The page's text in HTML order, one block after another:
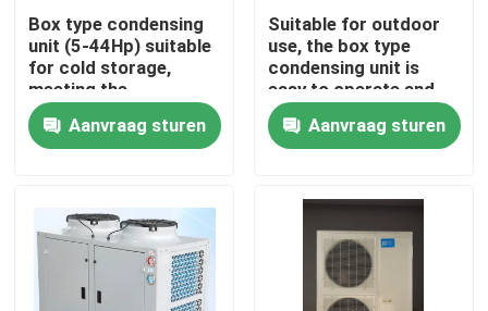
Thuis
Producten
Over Ons
Box type condensing
unit (5-44Hp) suitable
for cold storage,
meeting the
requirements for
refrigerants such as
R404A, R507A, R448,
Aanvraag sturen
Suitable for outdoor
use, the box type
condensing unit is
easy to operate and
can meet the needs of
refrigerants such as
R404A, R507A, R448,
Aanvraag sturen